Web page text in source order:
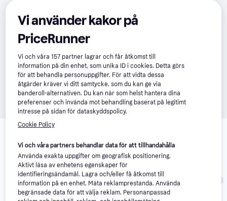
Relaterade produkter
Vi har plockat fram ett urval av produkter som kanske skulle
intressera dig. Visa alla
Vi använder kakor på
PriceRunner
Vi och våra157 partner lagrar och får åtkomst till
information på din enhet, som unika ID i cookies. Detta görs
för att behandla personuppgifter. För att vidta dessa
åtgärder kräver vi ditt samtycke, som du kan ge via
banderoll-alternativen. Du kan när som helst hantera dina
preferenser och invända mot behandling baserat på legitimt
intresse på sidan för dataskyddspolicy.
Cookie Policy
Vi och våra partners behandlar data för att tillhandahålla
Använda exakta uppgifter om geografisk positionering.
Aktivt läsa av enhetens egenskaper för
identifieringsändamål. Lagra och/eller få åtkomst till
information på en enhet. Mäta reklamprestanda. Använda
begränsade data för att välja reklam. Personanpassad